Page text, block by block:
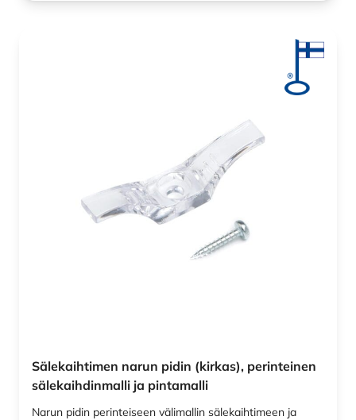
Sälekaihtimen narun pidin (kirkas), perinteinen
sälekaihdinmalli ja pintamalli
Narun pidin perinteiseen välimallin sälekaihtimeen ja